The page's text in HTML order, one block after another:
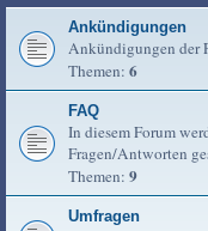
Ankündigungen
Ankündigungen der
Themen: 6
FAQ
In diesem Forum
Fragen/Antworten
Themen: 9
Umfragen